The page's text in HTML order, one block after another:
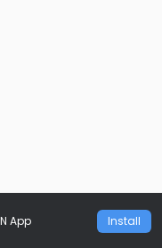
App Install